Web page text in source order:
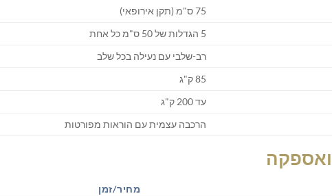
75 ס"מ (תקן אירופאי)
5 הגדלות של 50 ס"מ כל אחת
רב-שלבי עם נעילה בכל שלב
85 ק"ג
עד 200 ק"ג
הרכבה עצמית עם הוראות מפורטות
מחיר/זמן